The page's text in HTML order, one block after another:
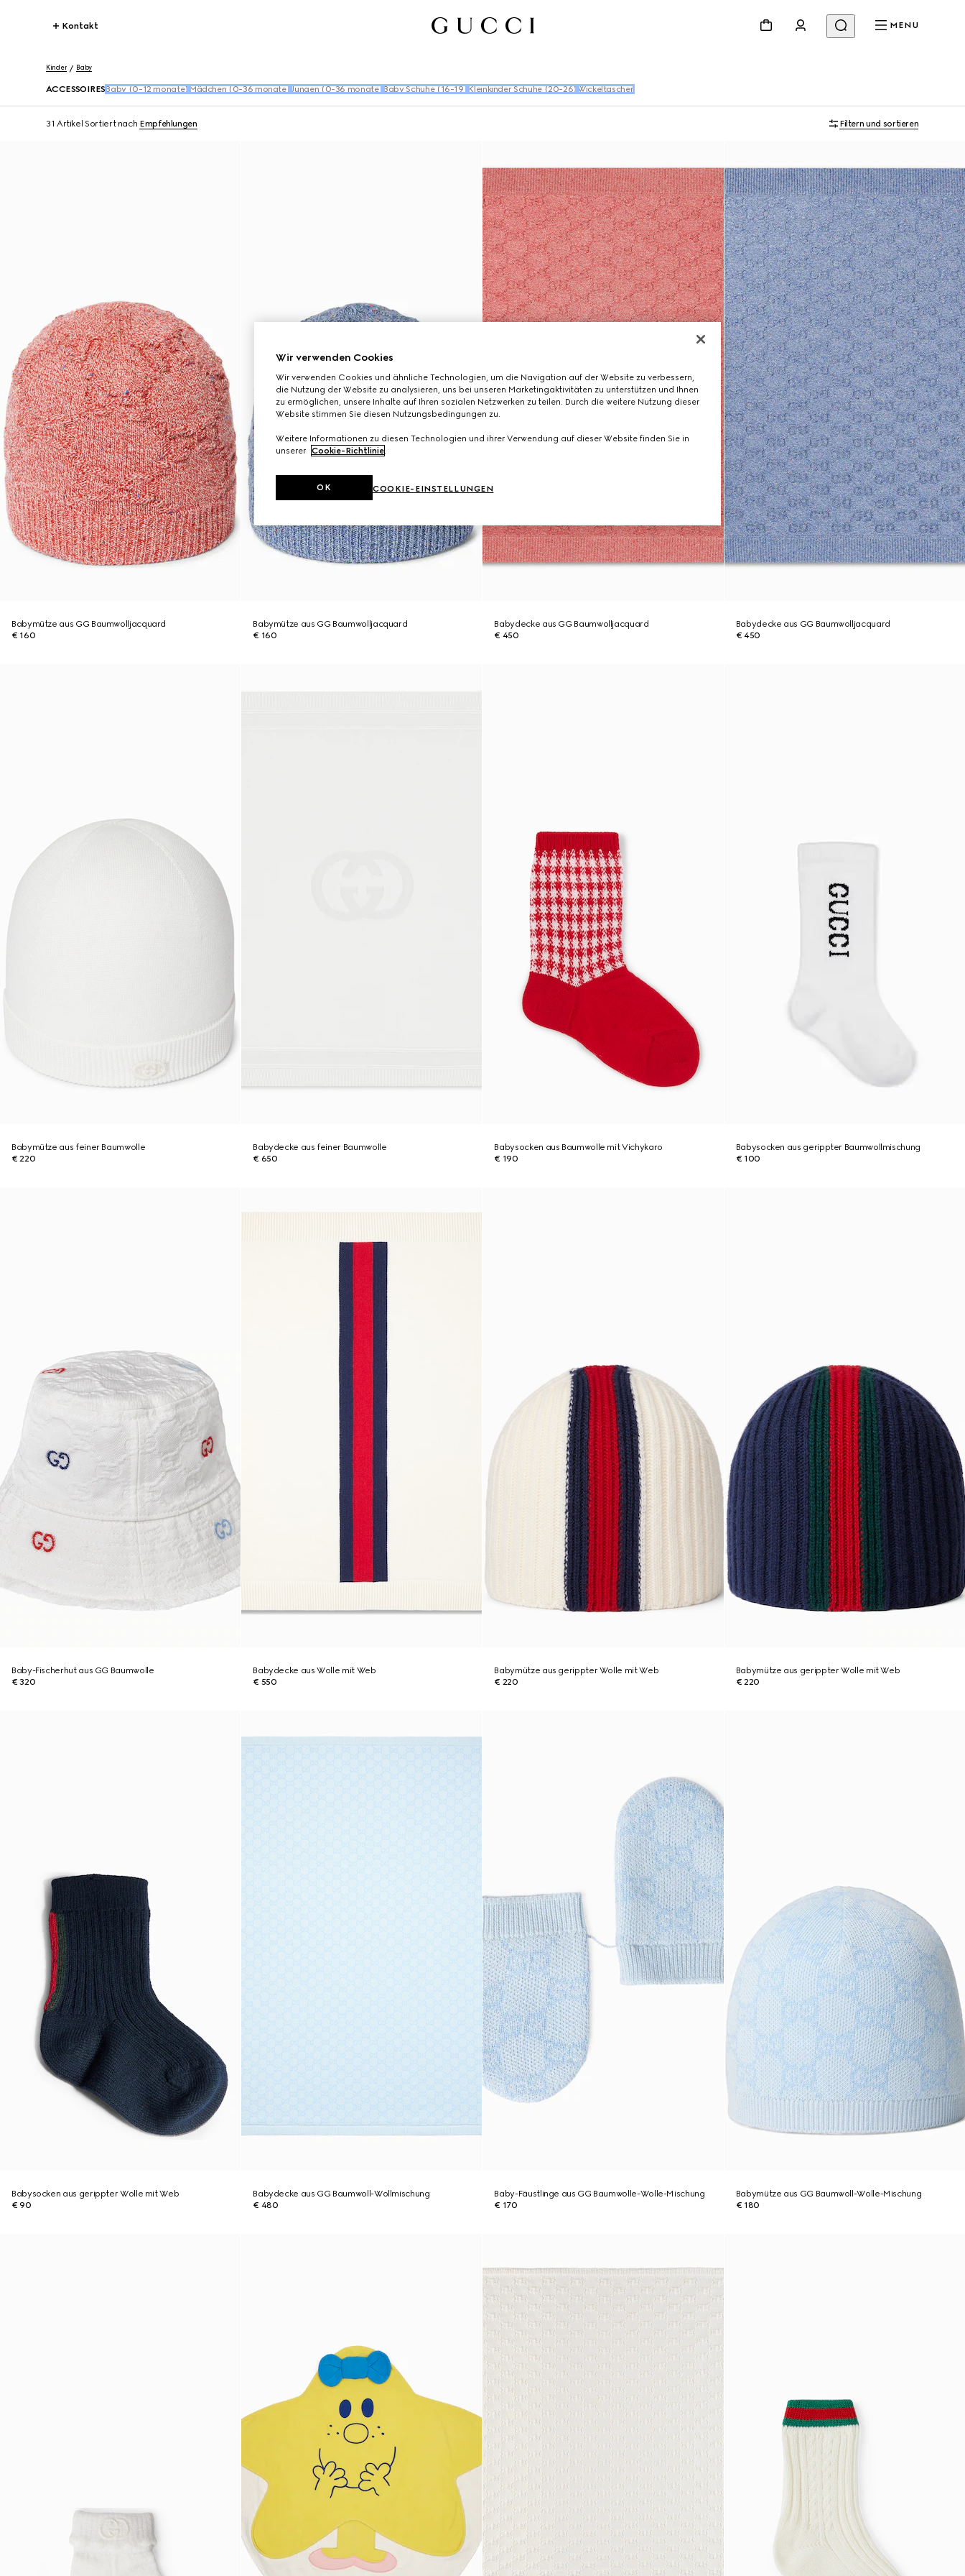
Kontakt MENU
Kinder Baby
ACCESSOIRES Baby (0-12 monate) Mädchen (0-36 monate) Jungen (0-36 monate) Baby Schuhe (16-19) Kleinkinder Schuhe (20-26) Wickeltaschen
31 Artikel Sortiert nach Empfehlungen Filtern und sortieren
Babymütze aus GG Baumwolljacquard
€ 160
Babymütze aus GG Baumwolljacquard
€ 160
Babydecke aus GG Baumwolljacquard
€ 450
Babydecke aus GG Baumwolljacquard
€ 450
Babymütze aus feiner Baumwolle
€ 220
Babydecke aus feiner Baumwolle
€ 650
Babysocken aus Baumwolle mit Vichykaro
€ 190
Babysocken aus gerippter Baumwollmischung
€ 100
Baby-Fischerhut aus GG Baumwolle
€ 320
Babydecke aus Wolle mit Web
€ 550
Babymütze aus gerippter Wolle mit Web
€ 220
Babymütze aus gerippter Wolle mit Web
€ 220
Babysocken aus gerippter Wolle mit Web
€ 90
Babydecke aus GG Baumwoll-Wollmischung
€ 480
Baby-Fäustlinge aus GG Baumwolle-Wolle-Mischung
€ 170
Babymütze aus GG Baumwoll-Wolle-Mischung
€ 180
Wir verwenden Cookies
Wir verwenden Cookies und ähnliche Technologien, um die Navigation auf der Website zu verbessern,
die Nutzung der Website zu analysieren, uns bei unseren Marketingaktivitäten zu unterstützen und Ihnen
zu ermöglichen, unsere Inhalte auf Ihren sozialen Netzwerken zu teilen. Durch die weitere Nutzung dieser
Website stimmen Sie diesen Nutzungsbedingungen zu.
Weitere Informationen zu diesen Technologien und ihrer Verwendung auf dieser Website finden Sie in
unserer Cookie-Richtlinie.
COOKIE-EINSTELLUNGEN
OK